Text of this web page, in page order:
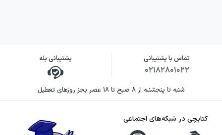
تماس با پشتیبانی
۰۲۱۸۲۸۰۱۰۲۲
پشتیبانی بله
شنبه تا پنجشنبه از ۸ صبح تا ۱۸ عصر بجز روزهای تعطیل
کتابچی در شبکه‌های اجتماعی